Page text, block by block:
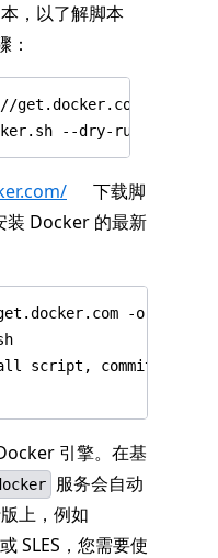
，以了解脚本
：
下载脚
装 Docker 的最新
引擎。在基
服务会自动
上，例如
SLES，您需要使